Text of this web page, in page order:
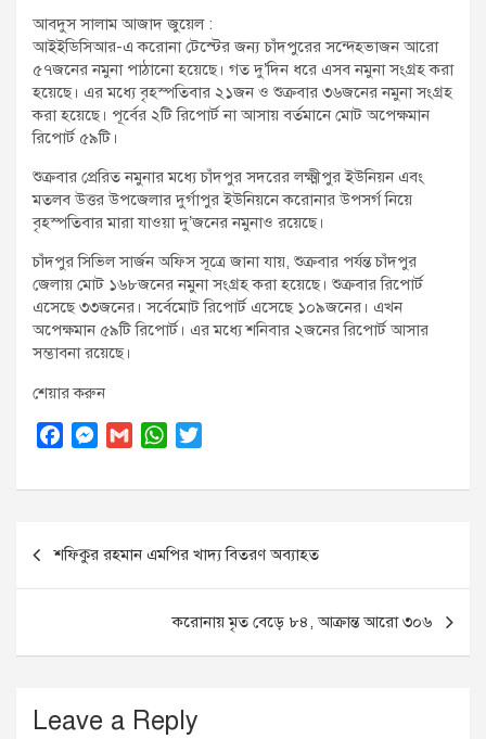
t
:
আবদুস সালাম আজাদ জুয়েল :
আইইডিসিআর-এ করোনা টেস্টের জন্য চাঁদপুরের সন্দেহভাজন আরো
৫৭জনের নমুনা পাঠানো হয়েছে। গত দু’দিন ধরে এসব নমুনা সংগ্রহ করা
হয়েছে। এর মধ্যে বৃহস্পতিবার ২১জন ও শুক্রবার ৩৬জনের নমুনা সংগ্রহ
করা হয়েছে। পূর্বের ২টি রিপোর্ট না আসায় বর্তমানে মোট অপেক্ষমান
রিপোর্ট ৫৯টি।
শুক্রবার প্রেরিত নমুনার মধ্যে চাঁদপুর সদরের লক্ষ্মীপুর ইউনিয়ন এবং
মতলব উত্তর উপজেলার দুর্গাপুর ইউনিয়নে করোনার উপসর্গ নিয়ে
বৃহস্পতিবার মারা যাওয়া দু’জনের নমুনাও রয়েছে।
চাঁদপুর সিভিল সার্জন অফিস সূত্রে জানা যায়, শুক্রবার পর্যন্ত চাঁদপুর
জেলায় মোট ১৬৮জনের নমুনা সংগ্রহ করা হয়েছে। শুক্রবার রিপোর্ট
এসেছে ৩৩জনের। সর্বেমোট রিপোর্ট এসেছে ১০৯জনের। এখন
অপেক্ষমান ৫৯টি রিপোর্ট। এর মধ্যে শনিবার ২জনের রিপোর্ট আসার
সম্ভাবনা রয়েছে।
শেয়ার করুন
c
o
o
M
s
n
g
G
a
W
a
A
p
p
i
e
r
Post
navigation
শফিকুর রহমান এমপির খাদ্য বিতরণ অব্যাহত
করোনায় মৃত বেড়ে ৮৪, আক্রান্ত আরো ৩০৬
Leave a Reply